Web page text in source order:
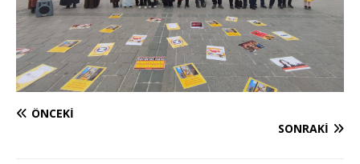
ÖNCEKI
SONRAKI